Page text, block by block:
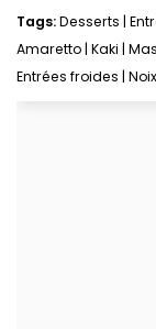
Tags:Desserts
Amaretto Kaki
Entrées froides